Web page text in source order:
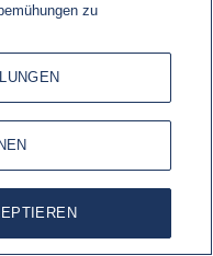
Widerstandsfähigkeit
Vielzahl
und geldpolitischer
zu